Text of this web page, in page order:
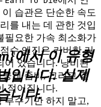
에서 이 유형
입니다. 실제
니다.
습관은 단순한 속도
를 내는 데 관한 것입
필요한 가속 최소화가
수 엔진은 커버한 거
어 있습니다. 낭비된
갠 좀비, 그리고 결
적어집니다.
부수기만 하지 말고,